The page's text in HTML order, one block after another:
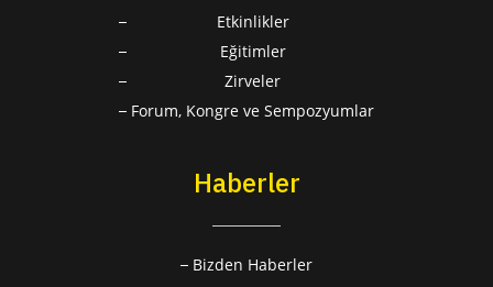
Etkinlikler
Eğitimler
Zirveler
Forum, Kongre ve Sempozyumlar
Haberler
Bizden Haberler